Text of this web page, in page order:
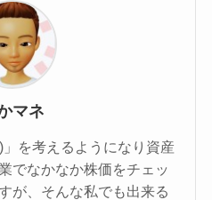
マネ
を考えるようになり資産
でなかなか株価をチェッ
が、そんな私でも出来る